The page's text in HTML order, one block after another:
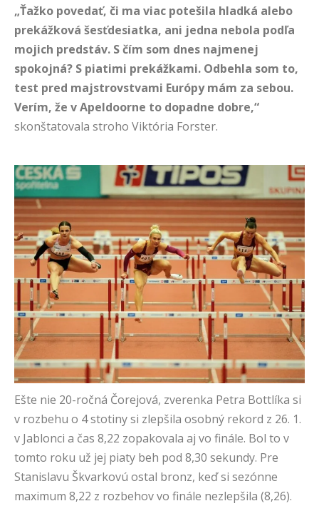
„Ťažko povedať, či ma viac potešila hladká alebo
prekážková šesťdesiatka, ani jedna nebola podľa
mojich predstáv. S čím som dnes najmenej
spokojná? S piatimi prekážkami. Odbehla som to,
test pred majstrovstvami Európy mám za sebou.
Verím, že v Apeldoorne to dopadne dobre,“
skonštatovala stroho Viktória Forster.
Ešte nie 20-ročná Čorejová, zverenka Petra Bottlíka si
v rozbehu o 4 stotiny si zlepšila osobný rekord z 26. 1.
v Jablonci a čas 8,22 zopakovala aj vo finále. Bol to v
tomto roku už jej piaty beh pod 8,30 sekundy. Pre
Stanislavu Škvarkovú ostal bronz, keď si sezónne
maximum 8,22 z rozbehov vo finále nezlepšila (8,26).